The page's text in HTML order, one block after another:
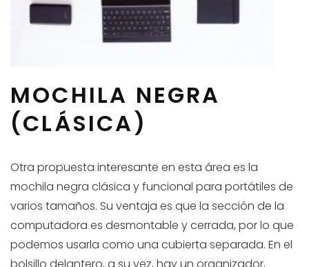
MOCHILA NEGRA
(CLÁSICA)
Otra propuesta interesante en esta área es la
mochila negra clásica y funcional para portátiles de
varios tamaños. Su ventaja es que la sección de la
computadora es desmontable y cerrada, por lo que
podemos usarla como una cubierta separada. En el